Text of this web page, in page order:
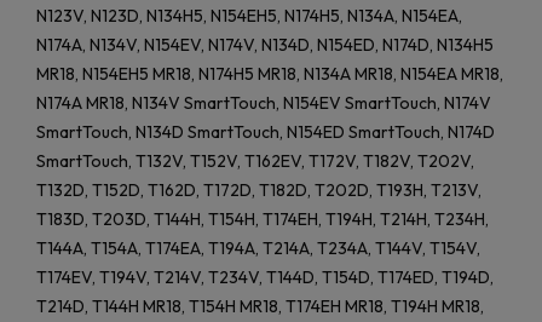
N123V, N123D, N134H5, N154EH5, N174H5, N134A, N154EA,
N174A, N134V, N154EV, N174V, N134D, N154ED, N174D, N134H5
MR18, N154EH5 MR18, N174H5 MR18, N134A MR18, N154EA MR18,
N174A MR18, N134V SmartTouch, N154EV SmartTouch, N174V
SmartTouch, N134D SmartTouch, N154ED SmartTouch, N174D
SmartTouch, T132V, T152V, T162EV, T172V, T182V, T202V,
T132D, T152D, T162D, T172D, T182D, T202D, T193H, T213V,
T183D, T203D, T144H, T154H, T174EH, T194H, T214H, T234H,
T144A, T154A, T174EA, T194A, T214A, T234A, T144V, T154V,
T174EV, T194V, T214V, T234V, T144D, T154D, T174ED, T194D,
T214D, T144H MR18, T154H MR18, T174EH MR18, T194H MR18,